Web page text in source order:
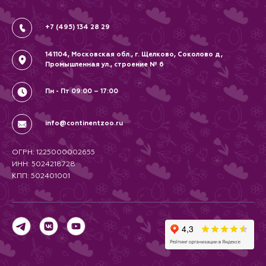
Соглашение
+7 (495) 134 28 29
141104, Московская обл., г. Щелково, Соколово д,
Промышленная ул., строение № 6
Пн - Пт 09:00 – 17:00
info@continentzoo.ru
ОГРН: 1225000002655
ИНН: 5024218728
КПП: 502401001